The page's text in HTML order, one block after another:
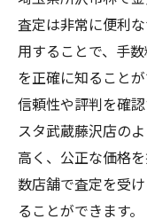
査定は非常に便利
用することで、手
を正確に知ること
信頼性や評判を確
スタ武蔵藤沢店の
高く、公正な価格
数店舗で査定を受
ることができます。